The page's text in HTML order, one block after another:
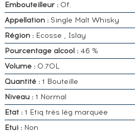
Embouteilleur :Of.
Appellation :Single Malt Whisky
Région : Ecosse , Islay
Pourcentage alcool :46 %
Volume : 0.70L
Quantité :1 Bouteille
Niveau :1 Normal
Etat :1 Etiq très lég marquée
Etui :Non